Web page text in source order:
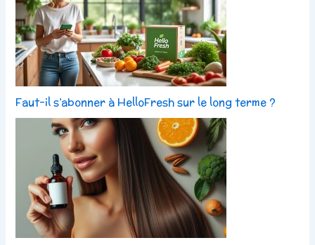
Faut-il s’abonner à HelloFresh sur le long terme ?